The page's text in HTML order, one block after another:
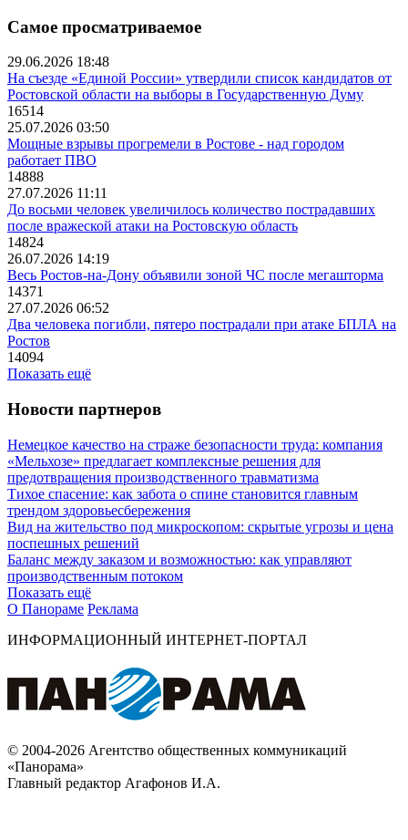
Самое просматриваемое
29.06.2026 18:48
На съезде «Единой России» утвердили список кандидатов от
Ростовской области на выборы в Государственную Думу
16514
25.07.2026 03:50
Мощные взрывы прогремели в Ростове - над городом
работает ПВО
14888
27.07.2026 11:11
До восьми человек увеличилось количество пострадавших
после вражеской атаки на Ростовскую область
14824
26.07.2026 14:19
Весь Ростов-на-Дону объявили зоной ЧС после мегашторма
14371
27.07.2026 06:52
Два человека погибли, пятеро пострадали при атаке БПЛА на
Ростов
14094
Показать ещё
Новости партнеров
Немецкое качество на страже безопасности труда: компания
«Мельхозе» предлагает комплексные решения для
предотвращения производственного травматизма
Тихое спасение: как забота о спине становится главным
трендом здоровьесбережения
Вид на жительство под микроскопом: скрытые угрозы и цена
поспешных решений
Баланс между заказом и возможностью: как управляют
производственным потоком
Показать ещё
О Панораме Реклама
ИНФОРМАЦИОННЫЙ ИНТЕРНЕТ-ПОРТАЛ
© 2004-2026 Агентство общественных коммуникаций
«Панорама»
Главный редактор Агафонов И.А.